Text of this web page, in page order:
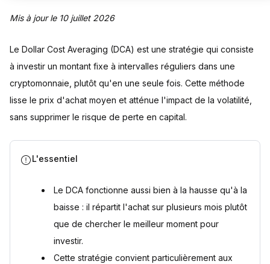
Une mise en œuvre méthodique
Viser une rentabilité à long terme
Les inconvénients du DCA Crypto
Des coûts potentiellement plus élevés
Une rentabilité moindre comparée à d'autres méthodes
Questions fréquentes
Comment mettre en place une stratégie DCA pour les
Le DCA est-il plus rentable qu'un achat en une seule fois
Sources
Mis à jour le 10 juillet 2026
Le Dollar Cost Averaging (DCA) est une stratégie qui consiste
à investir un montant fixe à intervalles réguliers dans une
cryptomonnaie, plutôt qu'en une seule fois. Cette méthode
lisse le prix d'achat moyen et atténue l'impact de la volatilité,
sans supprimer le risque de perte en capital.
L'essentiel
Le DCA fonctionne aussi bien à la hausse qu'à la
baisse : il répartit l'achat sur plusieurs mois plutôt
que de chercher le meilleur moment pour
investir.
Cette stratégie convient particulièrement aux